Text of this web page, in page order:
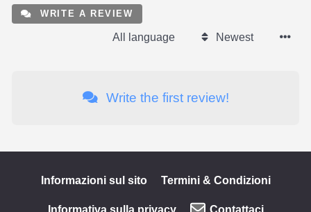
WRITE A REVIEW
All language Newest
Write the first review!
Informazioni sul sito Termini & Condizioni
Informativa sulla privacy Contattaci